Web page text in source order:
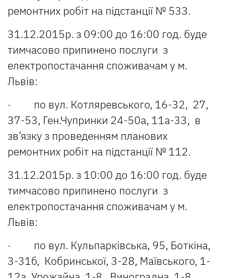
ремонтних робіт на підстанції № 533.
31.12.2015р. з 09:00 до 16:00 год. буде
тимчасово припинено послуги з
електропостачання споживачам у м.
Львів:
· по вул. Котляревського, 16-32, 27,
37-53, Ген.Чупринки 24-50а, 11а-33, в
зв’язку з проведенням планових
ремонтних робіт на підстанції № 112.
31.12.2015р. з 10:00 до 16:00 год. буде
тимчасово припинено послуги з
електропостачання споживачам у м.
Львів:
· по вул. Кульпарківська, 95, Боткіна,
3-31б, Кобринської, 3-28, Маївського, 1-